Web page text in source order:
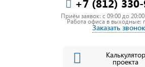
+7 (812)
Приём заявок: c 09:00 до
Работа офиса в выходные:
Заказать звонок
Калькулятор
проекта